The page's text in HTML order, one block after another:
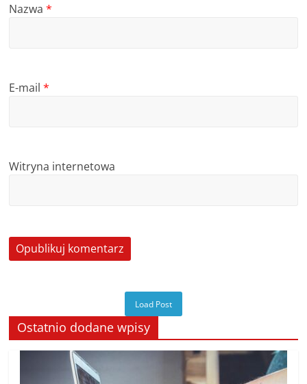
Nazwa*
E-mail*
Witryna internetowa
Load Post
Ostatnio dodane wpisy